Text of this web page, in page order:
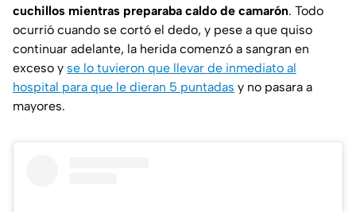
cuchillos mientras preparaba caldo de camarón. Todo
ocurrió cuando se cortó el dedo, y pese a que quiso
continuar adelante, la herida comenzó a sangran en
exceso y se lo tuvieron que llevar de inmediato al
hospital para que le dieran 5 puntadas y no pasara a
mayores.